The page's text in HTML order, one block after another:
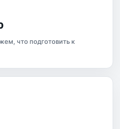
что подготовить к